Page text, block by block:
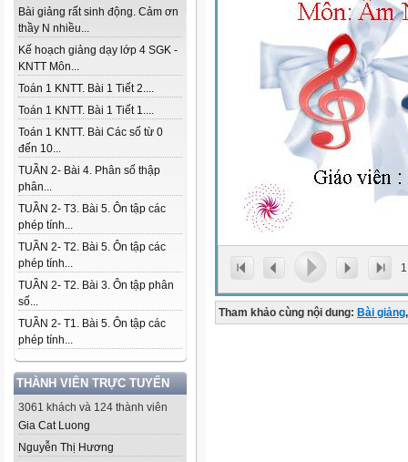
Bài giảng rất sinh động. Cảm ơn
thầy N nhiều...
Kế hoạch giảng dạy lớp 4 SGK -
KNTT Môn...
Toán 1 KNTT. Bài 1 Tiết 2....
Toán 1 KNTT. Bài 1 Tiết 1....
Toán 1 KNTT. Bài Các số từ 0
đến 10...
TUẦN 2- Bài 4. Phân số thập
phân...
TUẦN 2- T3. Bài 5. Ôn tập các
phép tính...
TUẦN 2- T2. Bài 5. Ôn tập các
phép tính...
TUẦN 2- T2. Bài 3. Ôn tập phân
số...
TUẦN 2- T1. Bài 5. Ôn tập các
phép tính...
THÀNH VIÊN TRỰC TUYẾN
3061 khách và 124 thành viên
Gia Cat Luong
Nguyễn Thị Hương
1
Tham khảo cùng nội dung: Bài giảng,